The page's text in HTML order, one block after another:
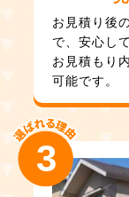
お見積り後
で、安心し
お見積もり
可能です。
3